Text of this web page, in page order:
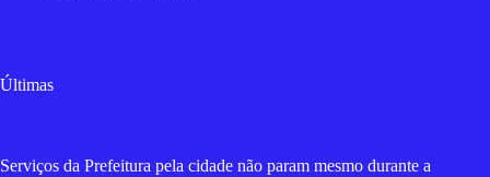
Últimas
Serviços da Prefeitura pela cidade não param mesmo durante a